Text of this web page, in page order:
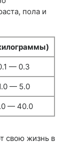
пола и
— 0.3
— 5.0
— 40.0
свою жизнь в